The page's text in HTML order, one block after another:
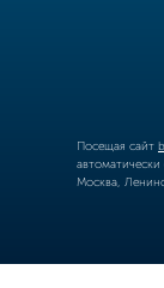
Посещая сайт
Москва,